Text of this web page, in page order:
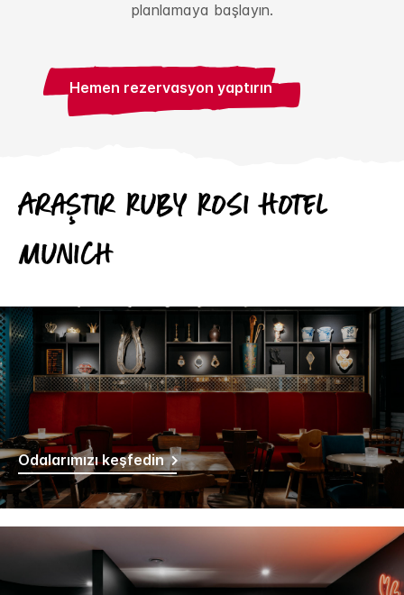
planlamaya başlayın.
Hemen rezervasyon yaptırın
Araştır Ruby Rosi Hotel
Munich
Odalarımızı keşfedin